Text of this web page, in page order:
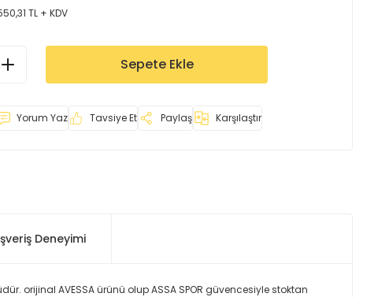
TL + KDV
Sepete Ekle
Yorum Yaz Tavsiye Et Paylaş Karşılaştır
Deneyimi
orijinal AVESSA ürünü olup ASSA SPOR güvencesiyle stoktan